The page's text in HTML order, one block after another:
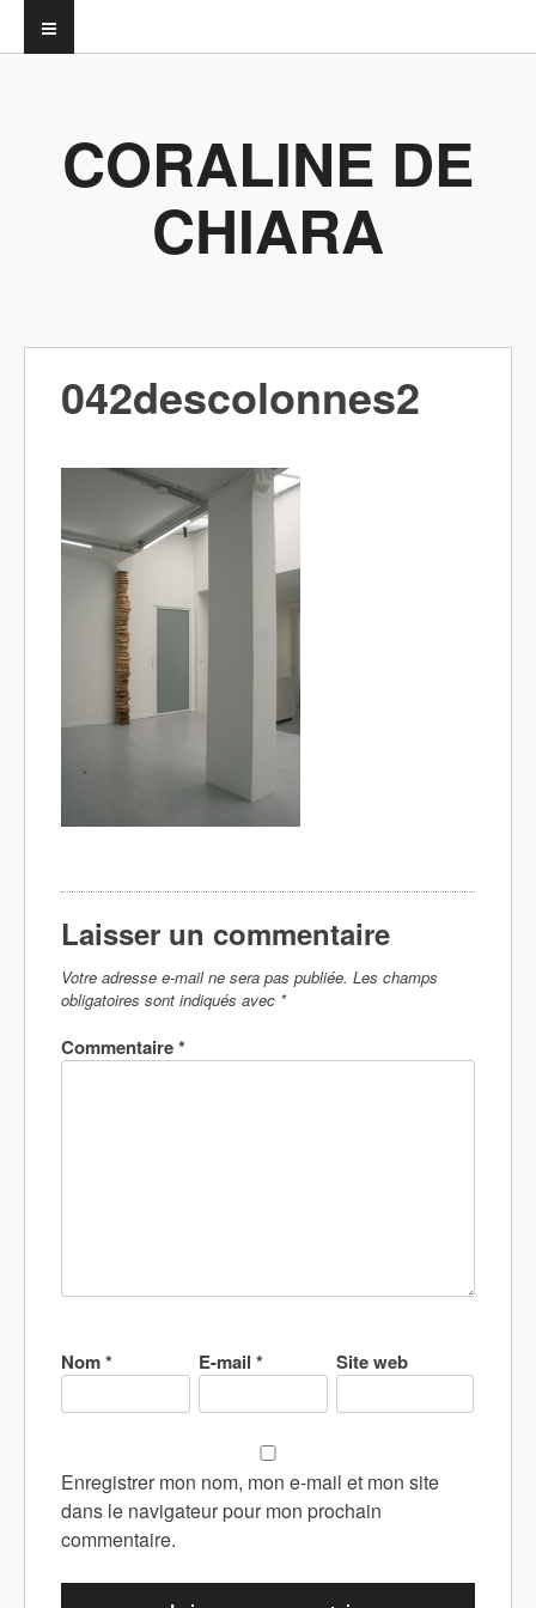
CORALINE DE
CHIARA
042descolonnes2
Laisser un commentaire
Votre adresse e-mail ne sera pas publiée. Les champs
obligatoires sont indiqués avec *
Commentaire*
Nom* E-mail* Site web
Enregistrer mon nom, mon e-mail et mon site
dans le navigateur pour mon prochain
commentaire.